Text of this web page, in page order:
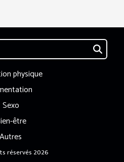
physique
Sexo
être
Autres
réservés 2026